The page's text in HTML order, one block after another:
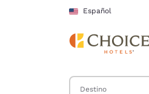
Pasar A Contenido Principal
Español
Buscar hoteles
Destino